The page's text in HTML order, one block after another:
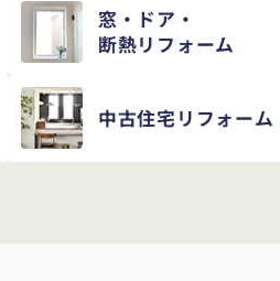
窓・ドア・
断熱リフォーム
中古住宅 リフォーム